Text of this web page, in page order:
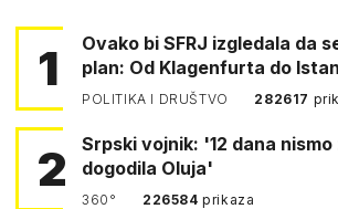
1
Ovako bi SFRJ izgledala da
plan: Od Klagenfurta do
POLITIKA I DRUŠTVO 282617
2
Srpski vojnik: '12 dana nismo
dogodila Oluja'
360° 226584prikaza